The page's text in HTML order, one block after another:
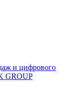
и цифрового
GROUP